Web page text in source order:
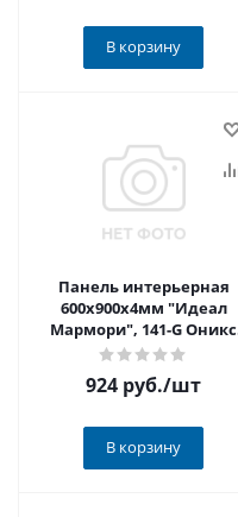
В корзину
Панель интерьерная
600х900х4мм "Идеал
Мармори", 141-G Оникс
кремовый глянцевый
924 руб./шт
В корзину